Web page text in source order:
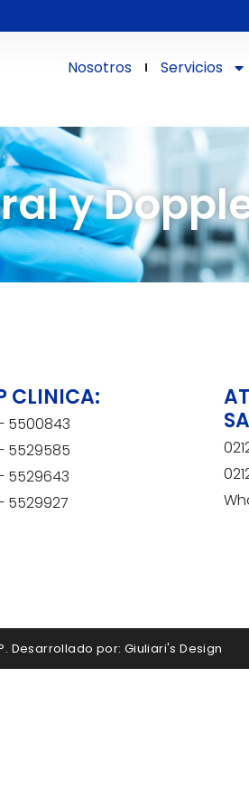
Nosotros Servicios
y
CLINICA:
5500843
5529585
5529643
5529927
Desarrollado por: Giuliari's Design